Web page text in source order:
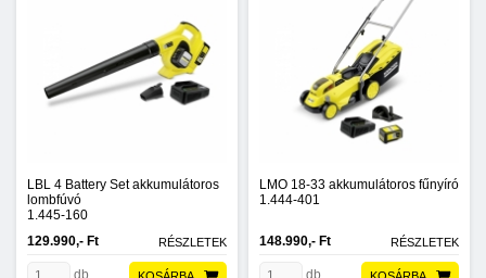
LBL 4 Battery Set akkumulátoros
lombfúvó
1.445-160
129.990,- Ft
RÉSZLETEK
db
LMO 18-33 akkumulátoros fűnyíró
1.444-401
148.990,- Ft RÉSZLETEK
db